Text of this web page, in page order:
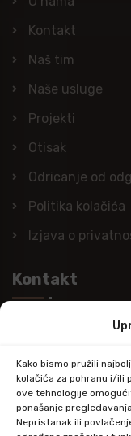
Kako bismo pružili
kolačića za pohranu i/ili
ove tehnologije
ponašanje
Nepristanak ili
Kontakt
Naš tim
Naše usluge
Projekti
Otisak
Odricanje od
Politika kolačića
Izjava o
Kontakt
Nazovite nas
Pošaljite e-